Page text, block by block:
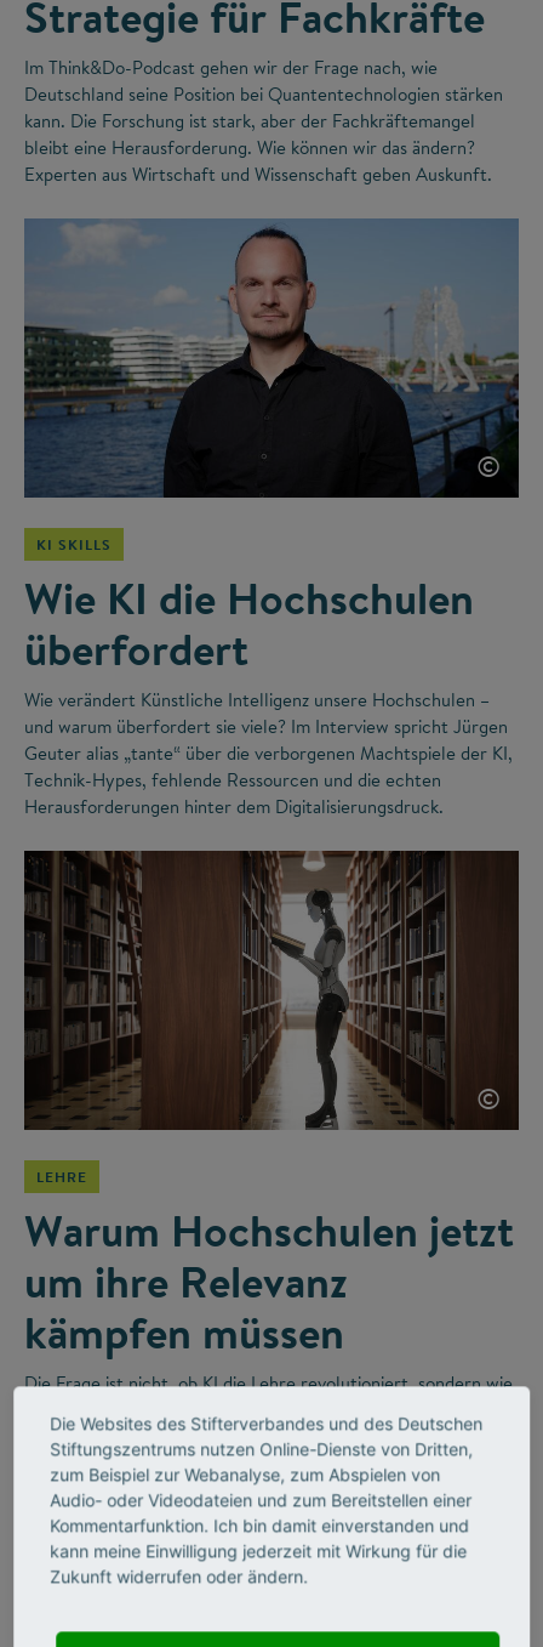
Strategie für Fachkräfte
Im Think&Do-Podcast gehen wir der Frage nach, wie
Deutschland seine Position bei Quantentechnologien stärken
kann. Die Forschung ist stark, aber der Fachkräftemangel
bleibt eine Herausforderung. Wie können wir das ändern?
Experten aus Wirtschaft und Wissenschaft geben Auskunft.
©
KI SKILLS
Wie KI die Hochschulen
überfordert
Wie verändert Künstliche Intelligenz unsere Hochschulen –
und warum überfordert sie viele? Im Interview spricht Jürgen
Geuter alias „tante“ über die verborgenen Machtspiele der KI,
Technik-Hypes, fehlende Ressourcen und die echten
Herausforderungen hinter dem Digitalisierungsdruck.
©
LEHRE
Warum Hochschulen jetzt
um ihre Relevanz
kämpfen müssen
Die Frage ist nicht, ob KI die Lehre revolutioniert, sondern wie
Religionswissenschaftler Bernhard Lange vom disruptiven
Wandel in Hochschulen und wie Unternehmen diesen
befeuern werden.
Die Websites des Stifterverbandes und des Deutschen
Stiftungszentrums nutzen Online-Dienste von Dritten,
zum Beispiel zur Webanalyse, zum Abspielen von
Audio- oder Videodateien und zum Bereitstellen einer
Kommentarfunktion. Ich bin damit einverstanden und
kann meine Einwilligung jederzeit mit Wirkung für die
Zukunft widerrufen oder ändern.